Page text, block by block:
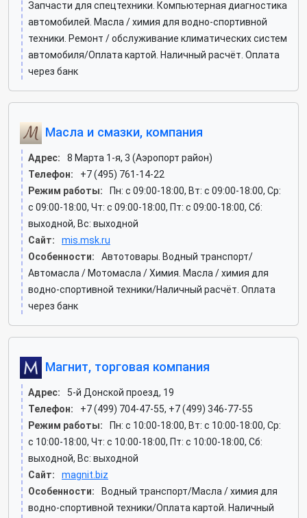
Запчасти для спецтехники. Компьютерная диагностика
автомобилей. Масла / химия для водно-спортивной
техники. Ремонт / обслуживание климатических систем
автомобиля/Оплата картой. Наличный расчёт. Оплата
через банк
Масла и смазки, компания
Адрес:
8 Марта 1-я, 3 (Аэропорт район)
Телефон:
+7 (495) 761-14-22
Режим работы:
Пн: c 09:00-18:00, Вт: c 09:00-18:00, Ср:
c 09:00-18:00, Чт: c 09:00-18:00, Пт: c 09:00-18:00, Сб:
выходной, Вс: выходной
Сайт:
mis.msk.ru
Особенности:
Автотовары. Водный транспорт/
Автомасла / Мотомасла / Химия. Масла / химия для
водно-спортивной техники/Наличный расчёт. Оплата
через банк
Магнит, торговая компания
Адрес:
5-й Донской проезд, 19
Телефон:
+7 (499) 704-47-55, +7 (499) 346-77-55
Режим работы:
Пн: c 10:00-18:00, Вт: c 10:00-18:00, Ср:
c 10:00-18:00, Чт: c 10:00-18:00, Пт: c 10:00-18:00, Сб:
выходной, Вс: выходной
Сайт:
magnit.biz
Особенности:
Водный транспорт/Масла / химия для
водно-спортивной техники/Оплата картой. Наличный